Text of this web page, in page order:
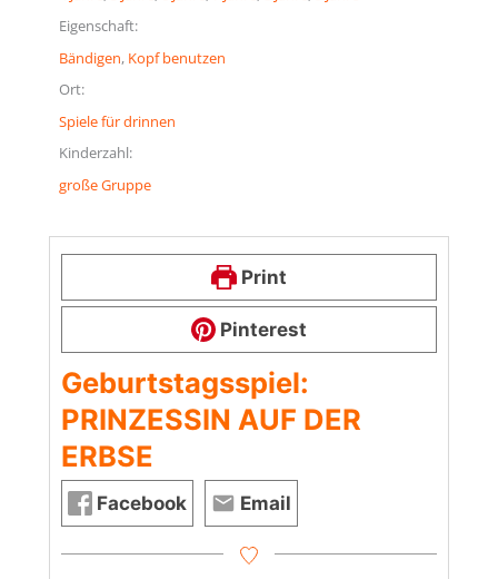
Eigenschaft:
Bändigen, Kopf benutzen
Ort:
Spiele für drinnen
Kinderzahl:
große Gruppe
Print
Pinterest
Geburtstagsspiel:
PRINZESSIN AUF DER
ERBSE
Facebook Email